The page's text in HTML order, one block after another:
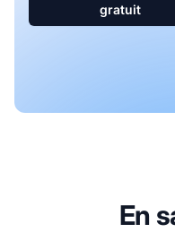
gratuit
En